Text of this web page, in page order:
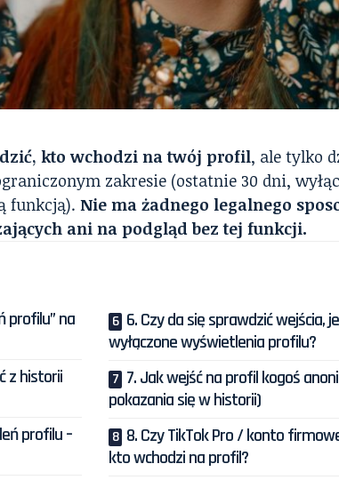
kto wchodzi na twój profil, ale tylko
zakresie (ostatnie 30 dni,
funkcją).Nie ma żadnego legalnego
ani na podgląd bez tej funkcji.
profilu” na
z historii
profilu –
6. Czy da się sprawdzić wejścia,
wyłączone wyświetlenia profilu?
7. Jak wejść na profil kogoś
pokazania się w historii)
8. Czy TikTok Pro / konto
kto wchodzi na profil?